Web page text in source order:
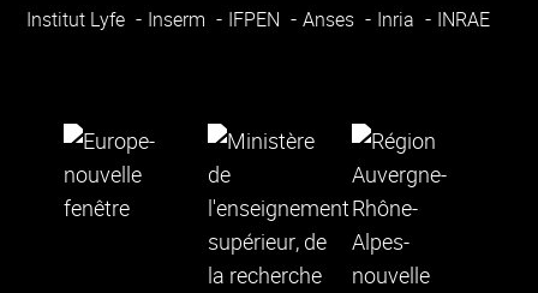
Institut Lyfe
Inserm IFPEN Anses Inria INRAE